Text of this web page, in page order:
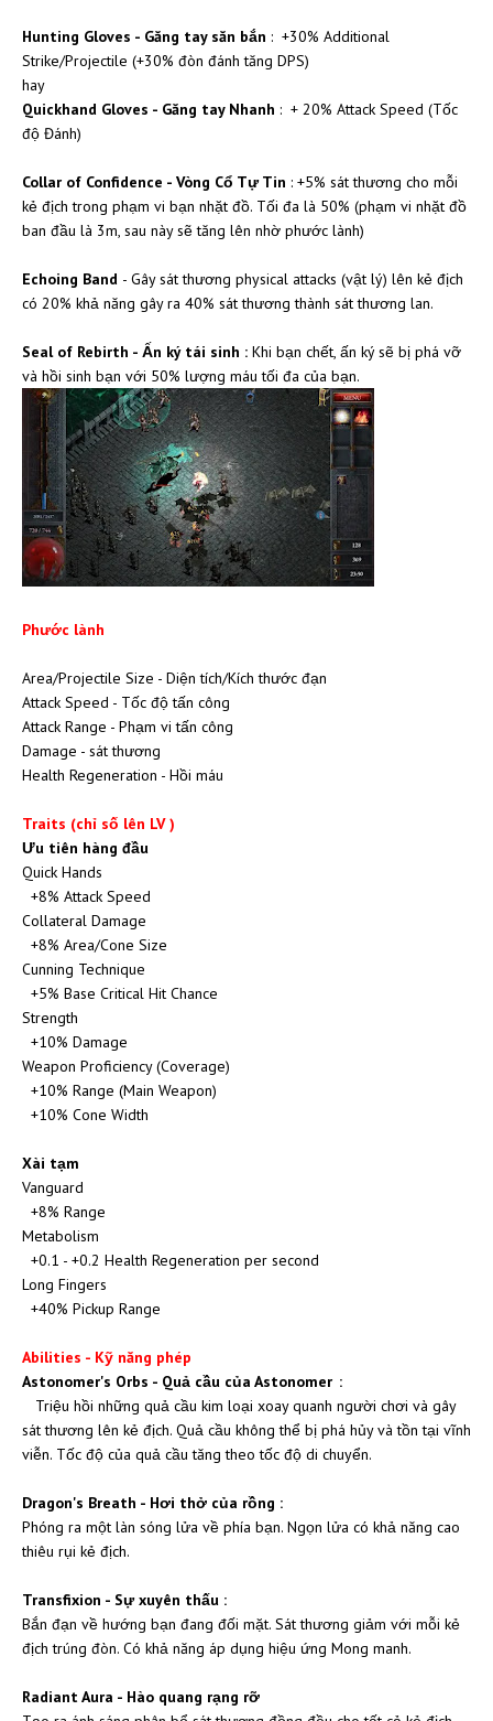
Hunting Gloves - Găng tay săn bắn : +30% Additional
Strike/Projectile (+30% đòn đánh tăng DPS)
hay
Quickhand Gloves - Găng tay Nhanh : + 20% Attack Speed (Tốc
độ Đánh)
Collar of Confidence - Vòng Cổ Tự Tin : +5% sát thương cho mỗi
kẻ địch trong phạm vi bạn nhặt đồ. Tối đa là 50% (phạm vi nhặt đồ
ban đầu là 3m, sau này sẽ tăng lên nhờ phước lành)
Echoing Band - Gây sát thương physical attacks (vật lý) lên kẻ địch
có 20% khả năng gây ra 40% sát thương thành sát thương lan.
Seal of Rebirth - Ấn ký tái sinh : Khi bạn chết, ấn ký sẽ bị phá vỡ
và hồi sinh bạn với 50% lượng máu tối đa của bạn.
Phước lành
Area/Projectile Size - Diện tích/Kích thước đạn
Attack Speed - Tốc độ tấn công
Attack Range - Phạm vi tấn công
Damage - sát thương
Health Regeneration - Hồi máu
Traits (chỉ số lên LV )
Ưu tiên hàng đầu
Quick Hands
+8% Attack Speed
Collateral Damage
+8% Area/Cone Size
Cunning Technique
+5% Base Critical Hit Chance
Strength
+10% Damage
Weapon Proficiency (Coverage)
+10% Range (Main Weapon)
+10% Cone Width
Xài tạm
Vanguard
+8% Range
Metabolism
+0.1 - +0.2 Health Regeneration per second
Long Fingers
+40% Pickup Range
Abilities - Kỹ năng phép
Astonomer's Orbs - Quả cầu của Astonomer :
Triệu hồi những quả cầu kim loại xoay quanh người chơi và gây
sát thương lên kẻ địch. Quả cầu không thể bị phá hủy và tồn tại vĩnh
viễn. Tốc độ của quả cầu tăng theo tốc độ di chuyển.
Dragon's Breath - Hơi thở của rồng :
Phóng ra một làn sóng lửa về phía bạn. Ngọn lửa có khả năng cao
thiêu rụi kẻ địch.
Transfixion - Sự xuyên thấu :
Bắn đạn về hướng bạn đang đối mặt. Sát thương giảm với mỗi kẻ
địch trúng đòn. Có khả năng áp dụng hiệu ứng Mong manh.
Radiant Aura - Hào quang rạng rỡ